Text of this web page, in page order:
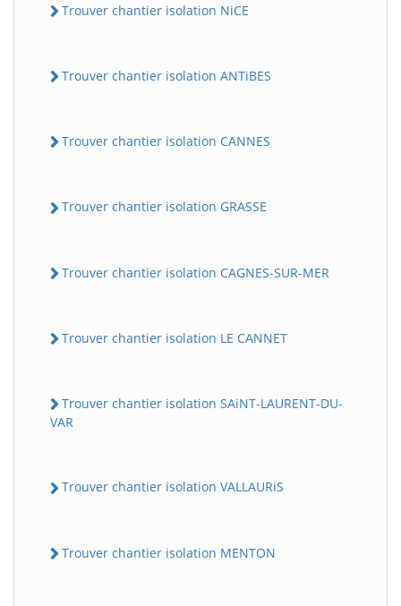
Trouver chantier isolation NiCE
Trouver chantier isolation ANTiBES
Trouver chantier isolation CANNES
Trouver chantier isolation GRASSE
Trouver chantier isolation CAGNES-SUR-MER
Trouver chantier isolation LE CANNET
Trouver chantier isolation SAiNT-LAURENT-DU-
VAR
Trouver chantier isolation VALLAURiS
Trouver chantier isolation MENTON